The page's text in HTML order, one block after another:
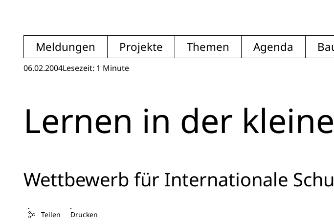
Meldungen Projekte Themen Agenda
06.02.2004Lesezeit: 1 Minute
Lernen in der
Wettbewerb für Internationale
Teilen Drucken